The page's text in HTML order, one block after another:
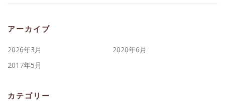
アーカイブ
2026年3月
2020年6月
2017年5月
カテゴリー